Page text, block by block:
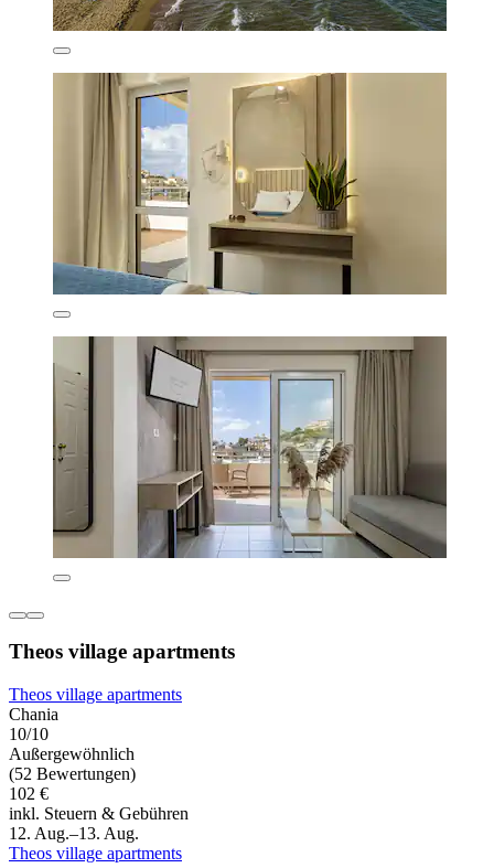
Theos village apartments
Theos village apartments
Chania
10/10
Außergewöhnlich
(52 Bewertungen)
102 €
inkl. Steuern & Gebühren
12. Aug.–13. Aug.
Theos village apartments